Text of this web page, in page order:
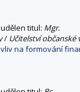
titul: Mgr.
/ Učitelství občanské
na formování